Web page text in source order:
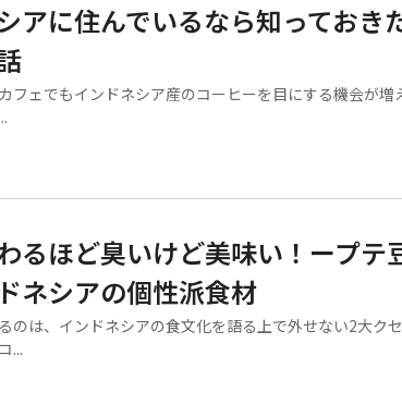
アに住んでいるなら知っておき
フェでもインドネシア産のコーヒーを目にする機会が増
るほど臭いけど美味い！ープテ
ネシアの個性派食材
のは、インドネシアの食文化を語る上で外せない2大ク
...